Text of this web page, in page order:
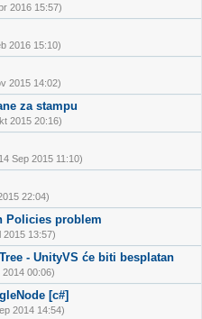
2016 15:57)
2016 15:10)
2015 14:02)
za stampu
2015 20:16)
Sep 2015 11:10)
22:04)
Policies problem
2015 13:57)
- UnityVS će biti besplatan
00:06)
[c#]
2014 14:54)